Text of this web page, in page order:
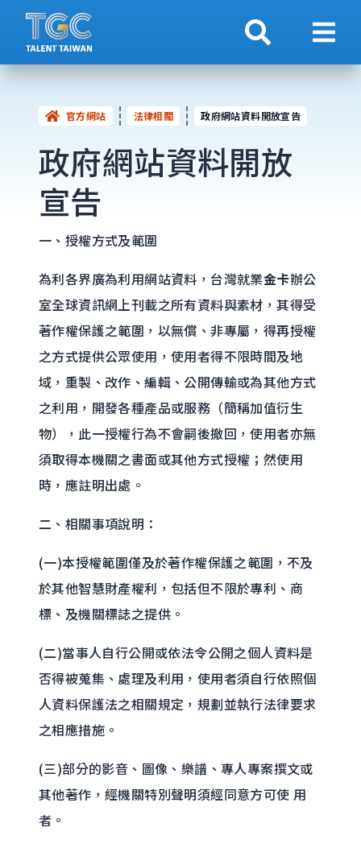
搜索 顯示
官方網站 法律相關 政府網站資料開放宣告
政府網站資料開放
宣告
一、授權方式及範圍
為利各界廣為利用網站資料，台灣就業金卡辦公
室全球資訊網上刊載之所有資料與素材，其得受
著作權保護之範圍，以無償、非專屬，得再授權
之方式提供公眾使用，使用者得不限時間及地
域，重製、改作、編輯、公開傳輸或為其他方式
之利用，開發各種產品或服務（簡稱加值衍生
物），此一授權行為不會嗣後撤回，使用者亦無
須取得本機關之書面或其他方式授權；然使用
時，應註明出處。
二、相關事項說明：
(一)本授權範圍僅及於著作權保護之範圍，不及
於其他智慧財產權利，包括但不限於專利、商
標、及機關標誌之提供。
(二)當事人自行公開或依法令公開之個人資料是
否得被蒐集、處理及利用，使用者須自行依照個
人資料保護法之相關規定，規劃並執行法律要求
之相應措施。
(三)部分的影音、圖像、樂譜、專人專案撰文或
其他著作，經機關特別聲明須經同意方可使 用
者。